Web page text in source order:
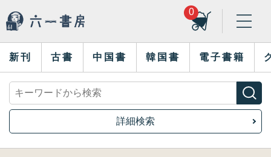
0
新刊 古書 中国書 韓国書 電子書籍
詳細検索